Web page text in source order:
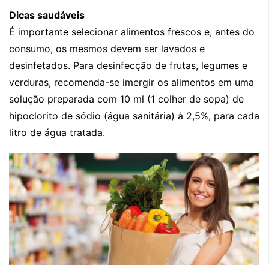
Dicas saudáveis
É importante selecionar alimentos frescos e, antes do
consumo, os mesmos devem ser lavados e
desinfetados. Para desinfecção de frutas, legumes e
verduras, recomenda-se imergir os alimentos em uma
solução preparada com 10 ml (1 colher de sopa) de
hipoclorito de sódio (água sanitária) à 2,5%, para cada
litro de água tratada.